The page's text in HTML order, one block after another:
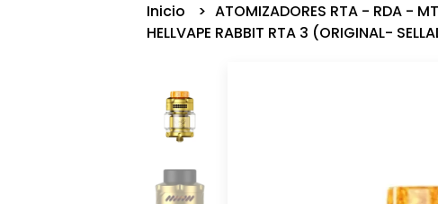
Inicio
ATOMIZADORES RTA - RDA -
HELLVAPE RABBIT RTA 3 (ORIGINAL-